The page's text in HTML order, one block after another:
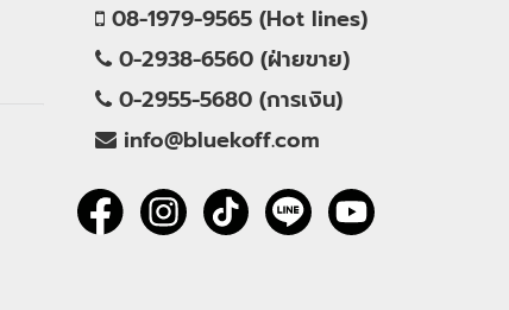
08-1979-9565 (Hot lines)
0-2938-6560 (ฝ่ายขาย)
0-2955-5680 (การเงิน)
info@bluekoff.com